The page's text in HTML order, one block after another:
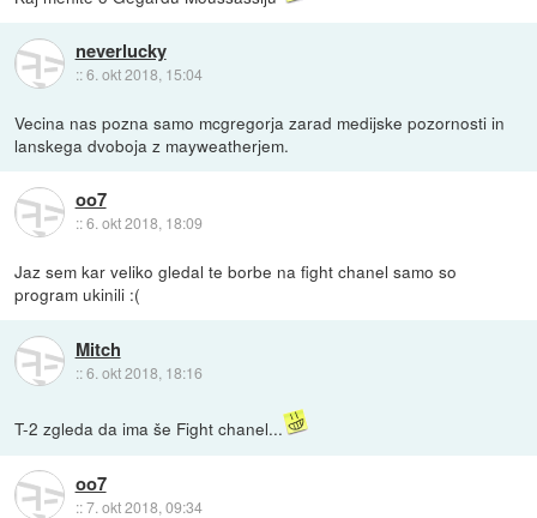
neverlucky
::6. okt 2018, 15:04
Vecina nas pozna samo mcgregorja zarad medijske pozornosti in
lanskega dvoboja z mayweatherjem.
oo7
::6. okt 2018, 18:09
Jaz sem kar veliko gledal te borbe na fight chanel samo so
program ukinili :(
Mitch
::6. okt 2018, 18:16
T-2 zgleda da ima še Fight chanel...
oo7
::7. okt 2018, 09:34